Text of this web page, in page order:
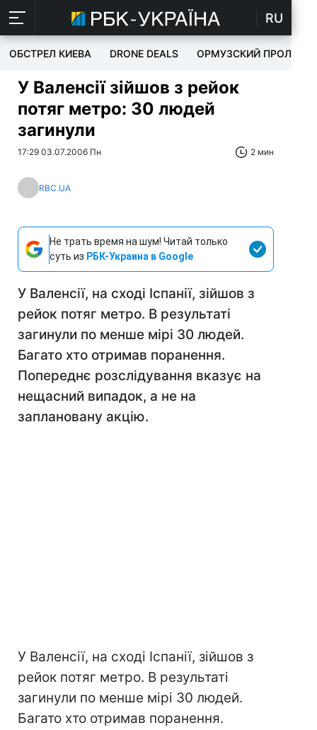
RU
ОБСТРЕЛ КИЕВА DRONE DEALS ОРМУЗСКИЙ ПРОЛИВ
У Валенсії зійшов з рейок
потяг метро: 30 людей
загинули
17:29 03.07.2006 Пн 2 мин
RBC.UA
Не трать время на шум! Читай только
суть из РБК-Украина в Google
У Валенсії, на сході Іспанії, зійшов з
рейок потяг метро. В результаті
загинули по менше мірі 30 людей.
Багато хто отримав поранення.
Попереднє розслідування вказує на
нещасний випадок, а не на
заплановану акцію.
У Валенсії, на сході Іспанії, зійшов з
рейок потяг метро. В результаті
загинули по менше мірі 30 людей.
Багато хто отримав поранення.